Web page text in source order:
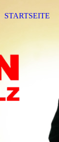
STARTSEITE